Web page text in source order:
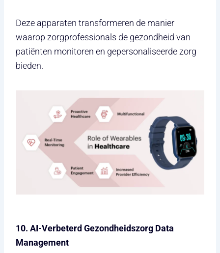
Deze apparaten transformeren de manier
waarop zorgprofessionals de gezondheid van
patiënten monitoren en gepersonaliseerde zorg
bieden.
10. AI-Verbeterd Gezondheidszorg Data
Management